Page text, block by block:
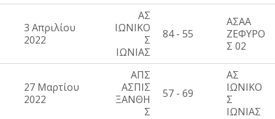
3 Απριλίου
2022
ΑΣ
ΙΩΝΙΚΟ
Σ
ΙΩΝΙΑΣ
84 - 55
ΑΣΑΑ
ΖΕΦΥΡΟ
Σ 02
27 Μαρτίου
2022
ΑΠΣ
ΑΣΠΙΣ
ΞΑΝΘΗ
Σ
57 - 69
ΑΣ
ΙΩΝΙΚΟ
Σ
ΙΩΝΙΑΣ